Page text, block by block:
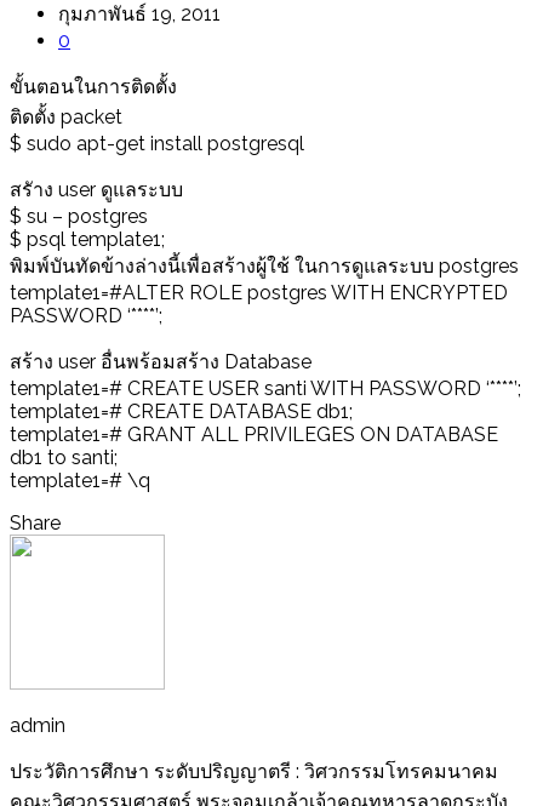
กุมภาพันธ์ 19, 2011
0
ขั้นตอนในการติดตั้ง
ติดตั้ง packet
$ sudo apt-get install postgresql
สรัาง user ดูแลระบบ
$ su – postgres
$ psql template1;
พิมพ์บันทัดข้างล่างนี้เพื่อสร้างผู้ใช้ ในการดูแลระบบ postgres
template1=#ALTER ROLE postgres WITH ENCRYPTED
PASSWORD ‘****’;
สร้าง user อื่นพร้อมสร้าง Database
template1=# CREATE USER santi WITH PASSWORD ‘****’;
template1=# CREATE DATABASE db1;
template1=# GRANT ALL PRIVILEGES ON DATABASE
db1 to santi;
template1=# \q
Share
admin
ประวัติการศึกษา ระดับปริญญาตรี : วิศวกรรมโทรคมนาคม